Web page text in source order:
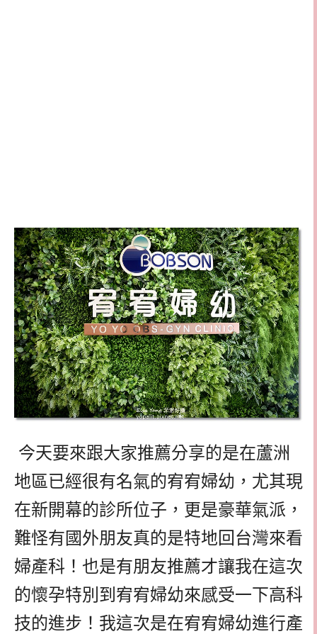
今天要來跟大家推薦分享的是在蘆洲
地區已經很有名氣的宥宥婦幼，尤其現
在新開幕的診所位子，更是豪華氣派，
難怪有國外朋友真的是特地回台灣來看
婦產科！也是有朋友推薦才讓我在這次
的懷孕特別到宥宥婦幼來感受一下高科
技的進步！我這次是在宥宥婦幼進行產